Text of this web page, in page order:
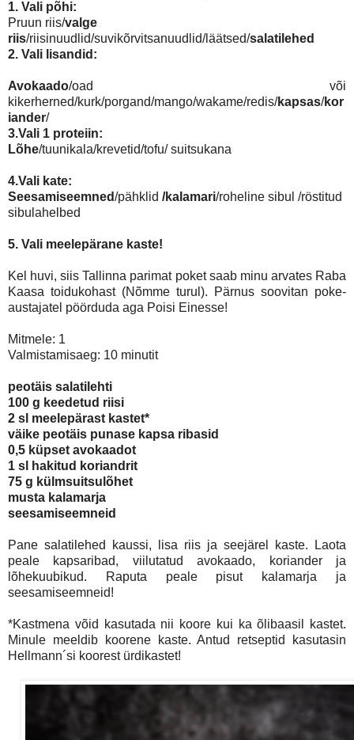
1. Vali põhi:
Pruun riis/valge
riis/riisinuudlid/suvikõrvitsanuudlid/läätsed/salatilehed
2. Vali lisandid:
Avokaado/oad või
kikerherned/kurk/porgand/mango/wakame/redis/kapsas/kor
iander/
3.Vali 1 proteiin:
Lõhe/tuunikala/krevetid/tofu/ suitsukana
4.Vali kate:
Seesamiseemned/pähklid /kalamari/roheline sibul /röstitud
sibulahelbed
5. Vali meelepärane kaste!
Kel huvi, siis Tallinna parimat poket saab minu arvates Raba
Kaasa toidukohast (Nõmme turul). Pärnus soovitan poke-
austajatel pöörduda aga Poisi Einesse!
Mitmele: 1
Valmistamisaeg: 10 minutit
peotäis salatilehti
100 g keedetud riisi
2 sl meelepärast kastet*
väike peotäis punase kapsa ribasid
0,5 küpset avokaadot
1 sl hakitud koriandrit
75 g külmsuitsulõhet
musta kalamarja
seesamiseemneid
Pane salatilehed kaussi, lisa riis ja seejärel kaste. Laota
peale kapsaribad, viilutatud avokaado, koriander ja
lõhekuubikud. Raputa peale pisut kalamarja ja
seesamiseemneid!
*Kastmena võid kasutada nii koore kui ka õlibaasil kastet.
Minule meeldib koorene kaste. Antud retseptid kasutasin
Hellmann´si koorest ürdikastet!